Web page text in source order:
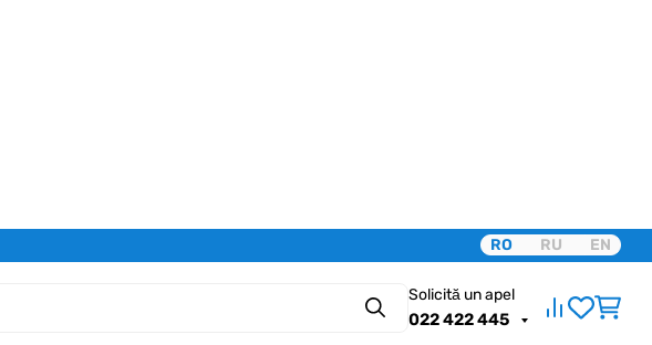
RO RU EN
Căutare
Solicită un apel
022 422 445